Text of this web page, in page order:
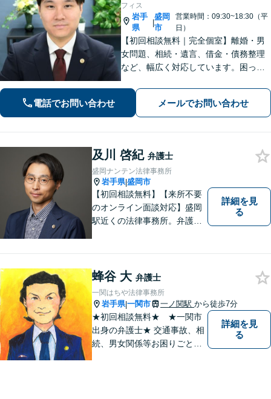
フィス
岩手
県
|
盛岡
市
営業時間：09:30~18:30（平
日）
【初回相談無料｜完全個室】離婚・男
女問題、相続・遺言、借金・債務整理
など、幅広く対応しています。困って
れる弁護士を目指しています。お困り
の際はおひとりで悩まず、お気軽にご
連絡ください。【WEB面談可】
電話でお問い合わせ メールでお問い合わせ
及川 啓紀 弁護士
盛岡ナンテン法律事務所
岩手県|盛岡市
【初回相談無料】【来所不要
のオンライン面談対応】盛岡
駅近くの法律事務所。弁護士
専門用語は避け、依頼者様が
理解しやすい対応を心がけて
います。【土日祝・時間外対
応可】
詳細を見
る
蜂谷 大 弁護士
一関はちや法律事務所
岩手県|一関市 一ノ関駅 から徒歩7分
★初回相談無料★ ★一関市
出身の弁護士★ 交通事故、相
続、男女関係等お困りごとが
詳細を見
る